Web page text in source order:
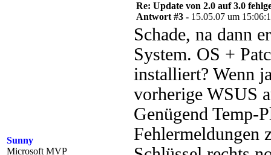
Sunny
Microsoft MVP
Re: Update von 2.0 auf 3.0
Antwort #3 - 15.05.07 um
Schade, na dann
System. OS +
installiert? Wenn
vorherige WSUS
Genügend Temp-
Fehlermeldungen